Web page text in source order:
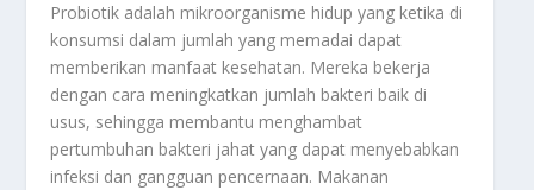
Probiotik adalah mikroorganisme hidup yang ketika di
konsumsi dalam jumlah yang memadai dapat
memberikan manfaat kesehatan. Mereka bekerja
dengan cara meningkatkan jumlah bakteri baik di
usus, sehingga membantu menghambat
pertumbuhan bakteri jahat yang dapat menyebabkan
infeksi dan gangguan pencernaan. Makanan